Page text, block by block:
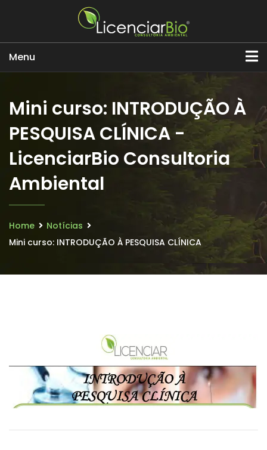
Menu
Mini curso: INTRODUÇÃO À
PESQUISA CLÍNICA -
LicenciarBio Consultoria
Ambiental
Home
Notícias
Mini curso: INTRODUÇÃO À PESQUISA CLÍNICA